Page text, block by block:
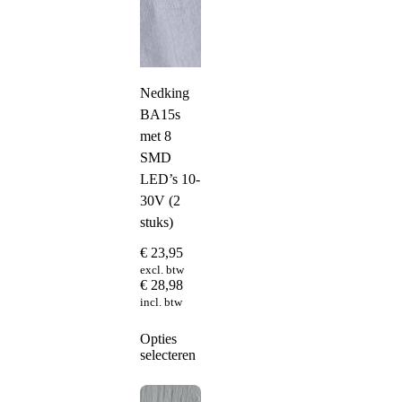
Nedking
BA15s
met 8
SMD
LED’s 10-
30V (2
stuks)
€ 23,95
excl. btw
€ 28,98
incl. btw
Opties
selecteren
meerdere